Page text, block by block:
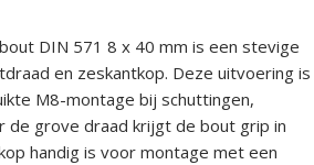
DIN 571 8 x 40 mm is een stevige
en zeskantkop. Deze uitvoering is
M8-montage bij schuttingen,
de grove draad krijgt de bout grip in
handig is voor montage met een